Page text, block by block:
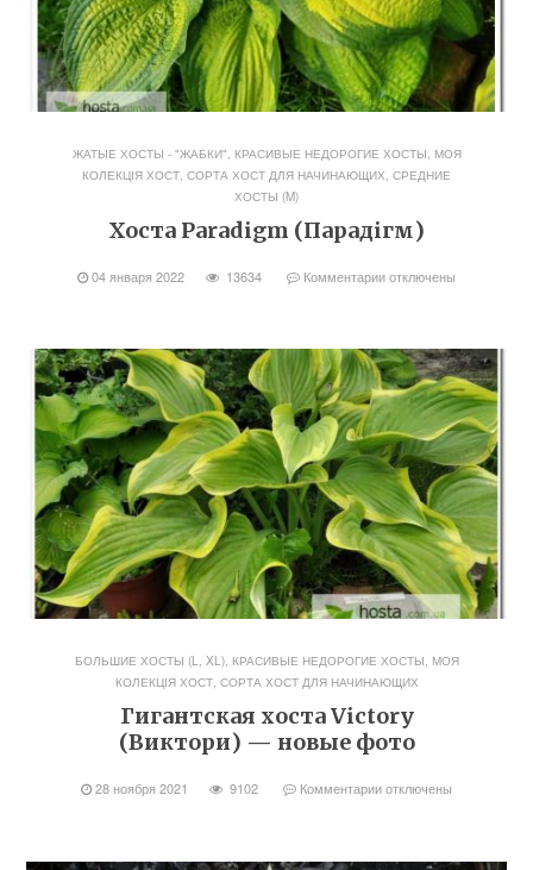
ЖАТЫЕ ХОСТЫ - "ЖАБКИ" КРАСИВЫЕ НЕДОРОГИЕ ХОСТЫ МОЯ
КОЛЕКЦІЯ ХОСТ СОРТА ХОСТ ДЛЯ НАЧИНАЮЩИХ СРЕДНИЕ
ХОСТЫ (M)
Хоста Paradigm (Парадігм)
04 января 2022 13634 Комментарииотключены
БОЛЬШИЕ ХОСТЫ (L, XL), КРАСИВЫЕ НЕДОРОГИЕ ХОСТЫ, МОЯ
КОЛЕКЦІЯ ХОСТ, СОРТА ХОСТ ДЛЯ НАЧИНАЮЩИХ
Гигантская хоста Victory
(Виктори) — новые фото
28 ноября 2021 9102 Комментарииотключены